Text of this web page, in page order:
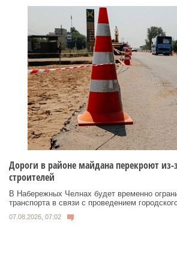
Дороги в районе майдана перекроют из-
строителей
В Набережных Челнах будет временно
транспорта в связи с проведением
07.08.2026, 07:02